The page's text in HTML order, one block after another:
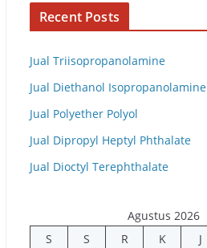
Recent Posts
Jual Triisopropanolamine
Jual Diethanol Isopropanolamine
Jual Polyether Polyol
Jual Dipropyl Heptyl Phthalate
Jual Dioctyl Terephthalate
Agustus 2026
S
S R K J